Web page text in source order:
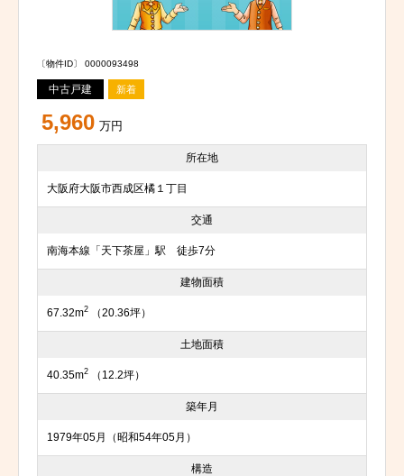
〔物件ID〕 0000093498
中古戸建 新着
5,960 万円
所在地
大阪府大阪市西成区橘１丁目
交通
南海本線「天下茶屋」駅 徒歩7分
建物面積
67.32m2 （20.36坪）
土地面積
40.35m2 （12.2坪）
築年月
1979年05月（昭和54年05月）
構造